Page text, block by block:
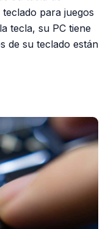
para juegos
tecla, su PC tiene
de su teclado están